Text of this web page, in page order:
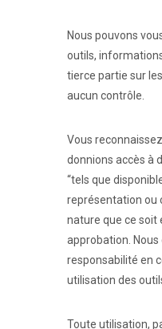
Nous pouvons
outils,
tierce partie sur
aucun contrôle.
Vous
donnions accès à
“tels que
représentation ou
nature que ce soit
approbation.
responsabilité en
utilisation des
Toute utilisation,